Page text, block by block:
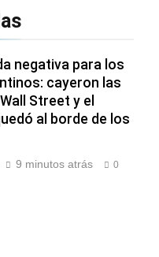
negativa para los
cayeron las
Street y el
al borde de los
9 minutos atrás 0